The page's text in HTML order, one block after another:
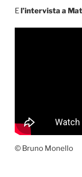
El’intervista a
© Bruno Monello